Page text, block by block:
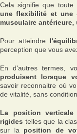
Cela signifie que toute
une flexibilité et une
musculaire
Pour atteindre
perception que vous
En d'autres termes,
produisent lorsque
savoir reconnaitre où
de vitalité, sans
La position
rigides telles que la
sur la position de